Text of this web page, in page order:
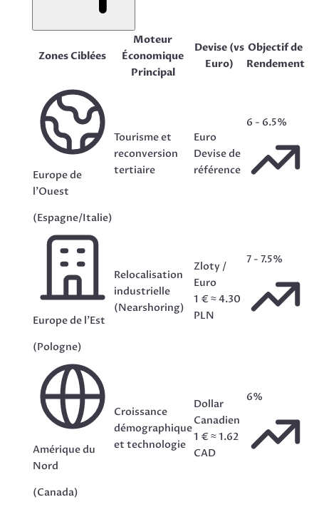
Zones Ciblées
Moteur
Économique
Principal
Devise (vs
Euro)
Objectif de
Rendement
Europe de
l'Ouest
(Espagne/Italie)
Tourisme et
reconversion
tertiaire
Euro
Devise de
référence
6 - 6.5%
Europe de l'Est
(Pologne)
Relocalisation
industrielle
(Nearshoring)
Zloty /
Euro
1 € ≈ 4.30
PLN
7 - 7.5%
Amérique du
Nord
(Canada)
Croissance
démographique
et technologie
Dollar
Canadien
1 € ≈ 1.62
CAD
6%